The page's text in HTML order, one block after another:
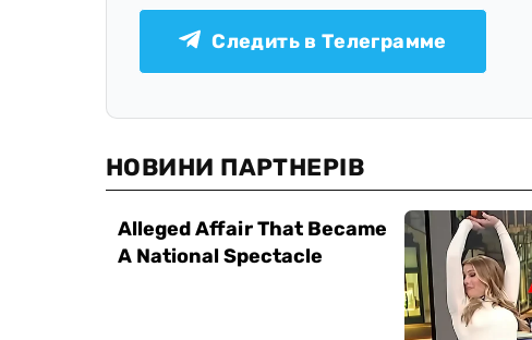
Следить в Телеграмме